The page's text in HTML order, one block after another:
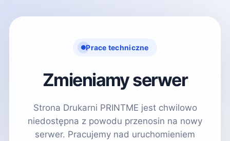
Prace techniczne
Zmieniamy serwer
Strona Drukarni PRINTME jest chwilowo
niedostępna z powodu przenosin na nowy
serwer. Pracujemy nad uruchomieniem